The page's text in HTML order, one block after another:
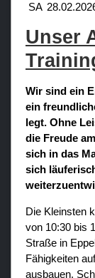
SA
Unser
Wir sind ein
ein
legt. Ohne
die Freude
sich in das
sich
Die Kleinsten
von 10:30 bis
Straße in
Fähigkeiten
ausbauen.